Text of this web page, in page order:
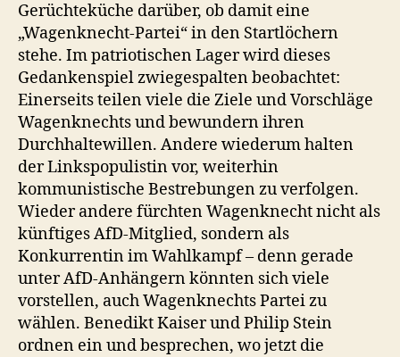
Gerüchteküche darüber, ob damit eine
„Wagenknecht-Partei“ in den Startlöchern
stehe. Im patriotischen Lager wird dieses
Gedankenspiel zwiegespalten beobachtet:
Einerseits teilen viele die Ziele und Vorschläge
Wagenknechts und bewundern ihren
Durchhaltewillen. Andere wiederum halten
der Linkspopulistin vor, weiterhin
kommunistische Bestrebungen zu verfolgen.
Wieder andere fürchten Wagenknecht nicht als
künftiges AfD-Mitglied, sondern als
Konkurrentin im Wahlkampf – denn gerade
unter AfD-Anhängern könnten sich viele
vorstellen, auch Wagenknechts Partei zu
wählen. Benedikt Kaiser und Philip Stein
ordnen ein und besprechen, wo jetzt die